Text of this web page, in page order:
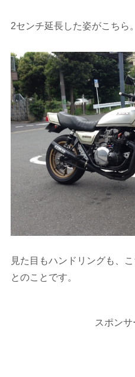
2センチ延長した姿がこちら。
見た目もハンドリングも、
とのことです。
スポンサ